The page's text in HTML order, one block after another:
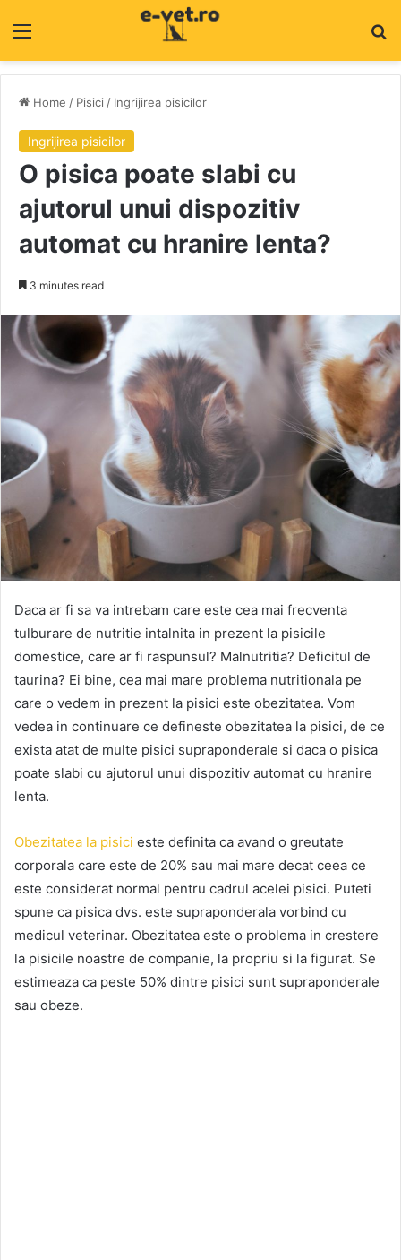
Home / Pisici / Ingrijirea pisicilor
Ingrijirea pisicilor
O pisica poate slabi cu
ajutorul unui dispozitiv
automat cu hranire lenta?
3 minutes read
Daca ar fi sa va intrebam care este cea mai frecventa
tulburare de nutritie intalnita in prezent la pisicile
domestice, care ar fi raspunsul? Malnutritia? Deficitul de
taurina? Ei bine, cea mai mare problema nutritionala pe
care o vedem in prezent la pisici este obezitatea. Vom
vedea in continuare ce defineste obezitatea la pisici, de ce
exista atat de multe pisici supraponderale si daca o pisica
poate slabi cu ajutorul unui dispozitiv automat cu hranire
lenta.
Obezitatea la pisici este definita ca avand o greutate
corporala care este de 20% sau mai mare decat ceea ce
este considerat normal pentru cadrul acelei pisici. Puteti
spune ca pisica dvs. este supraponderala vorbind cu
medicul veterinar. Obezitatea este o problema in crestere
la pisicile noastre de companie, la propriu si la figurat. Se
estimeaza ca peste 50% dintre pisici sunt supraponderale
sau obeze.